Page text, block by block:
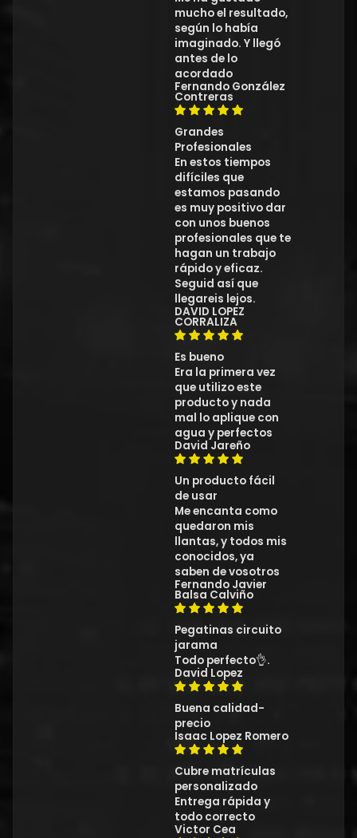
mucho el resultado,
según lo había
imaginado. Y llegó
antes de lo
acordado
Fernando González
Contreras
Grandes
Profesionales
En estos tiempos
difíciles que
estamos pasando
es muy positivo dar
con unos buenos
profesionales que te
hagan un trabajo
rápido y eficaz.
Seguid así que
llegareis lejos.
DAVID LOPEZ
CORRALIZA
Es bueno
Era la primera vez
que utilizo este
producto y nada
mal lo aplique con
agua y perfectos
David Jareño
Un producto fácil
de usar
Me encanta como
quedaron mis
llantas, y todos mis
conocidos, ya
saben de vosotros
Fernando Javier
Balsa Calviño
Pegatinas circuito
jarama
Todo perfecto👌.
David Lopez
Buena calidad-
precio
Isaac Lopez Romero
Cubre matrículas
personalizado
Entrega rápida y
todo correcto
Victor Cea